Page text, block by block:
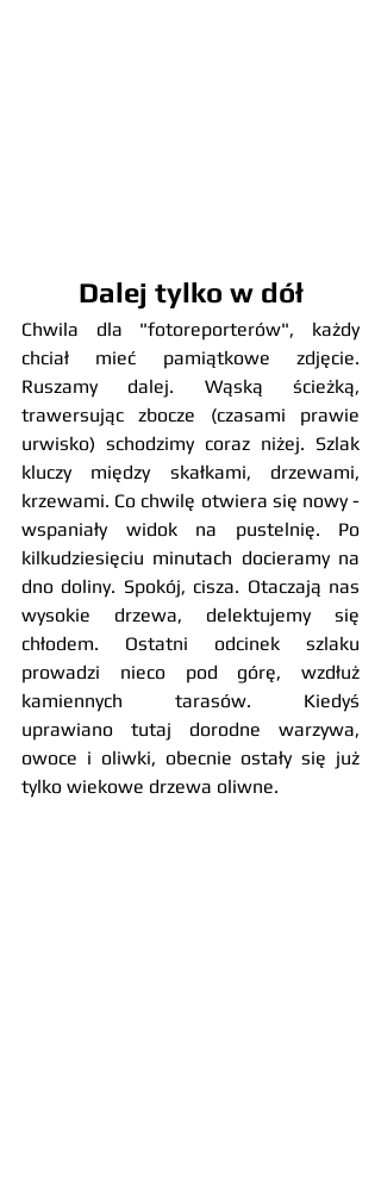
Dalej tylko w dół
Chwila dla "fotoreporterów", każdy
chciał mieć pamiątkowe zdjęcie.
Ruszamy dalej. Wąską ścieżką,
trawersując zbocze (czasami prawie
urwisko) schodzimy coraz niżej. Szlak
kluczy między skałkami, drzewami,
krzewami. Co chwilę otwiera się nowy -
wspaniały widok na pustelnię. Po
kilkudziesięciu minutach docieramy na
dno doliny. Spokój, cisza. Otaczają nas
wysokie drzewa, delektujemy się
chłodem. Ostatni odcinek szlaku
prowadzi nieco pod górę, wzdłuż
kamiennych tarasów. Kiedyś
uprawiano tutaj dorodne warzywa,
owoce i oliwki, obecnie ostały się już
tylko wiekowe drzewa oliwne.